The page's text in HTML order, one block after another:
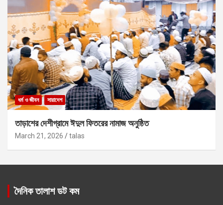
ধর্ম ও জীবন সারাদেশ
তাড়াশের দেশীগ্রামে ঈদুল ফিতরের নামাজ অনুষ্ঠিত
March 21, 2026 talas
দৈনিক তালাশ ডট কম